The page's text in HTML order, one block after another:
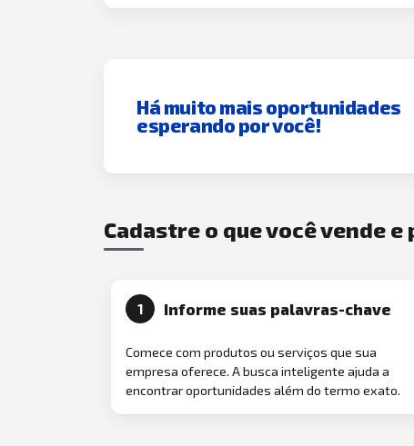
Há muito mais oportunidades
esperando por você!
Cadastre o que você vende
1 Informe suas palavras-chave
Comece com produtos ou serviços que sua
empresa oferece. A busca inteligente ajuda a
encontrar oportunidades além do termo exato.